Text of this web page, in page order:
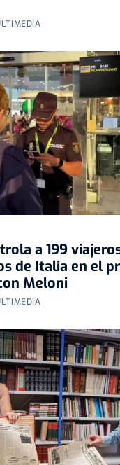
a 199
de Italia en el
Meloni